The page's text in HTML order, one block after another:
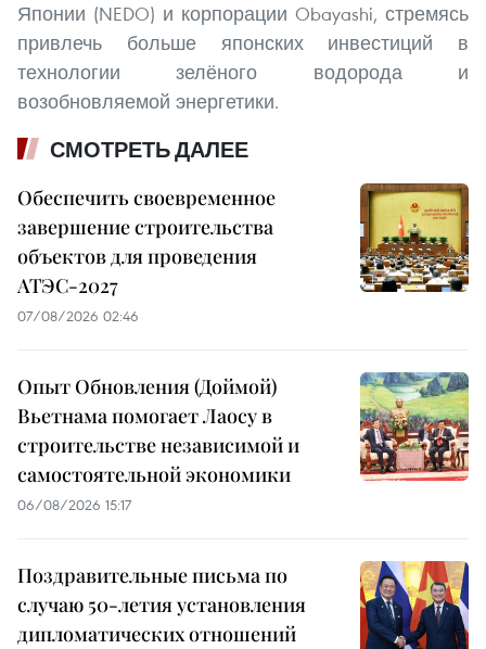
Японии (NEDO) и корпорации Obayashi, стремясь
привлечь больше японских инвестиций в
технологии зелёного водорода и
возобновляемой энергетики.
СМОТРЕТЬ ДАЛЕЕ
Обеспечить своевременное
завершение строительства
объектов для проведения
АТЭС-2027
07/08/2026 02:46
Опыт Обновления (Доймой)
Вьетнама помогает Лаосу в
строительстве независимой и
самостоятельной экономики
06/08/2026 15:17
Поздравительные письма по
случаю 50-летия установления
дипломатических отношений